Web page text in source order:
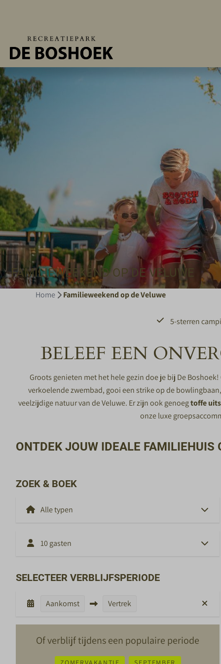
FAMILIEWEEKEND OP DE VELUWE
Home Familieweekend op de Veluwe
5-sterren
BELEEF EEN
Groots genieten met het hele gezin doe je bij De
verkoelende zwembad, gooi een strike op de
veelzijdige natuur van de Veluwe. Er zijn ook genoegtoffe
onze luxe
ONTDEK JOUW IDEALE FAMILIEHUIS
ZOEK & BOEK
10 gasten
SELECTEER VERBLIJFSPERIODE
Aankomst Vertrek
Of verblijf tijdens een populaire periode